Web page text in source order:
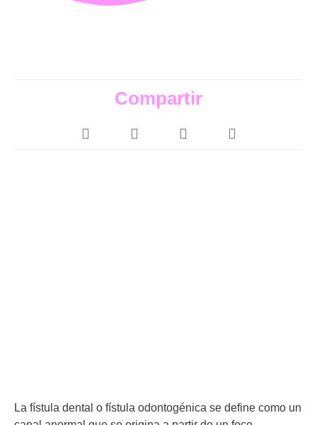
Compartir
La fístula dental o fístula odontogénica se define como un